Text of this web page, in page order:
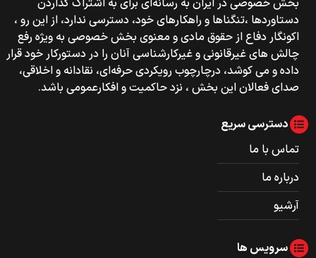
بخش خصوصی‌‌ در ایران به رسانه‌ای برای به اشتراک گذاردن
دستاوردها ،تنگناها و راهکارهای خود، دسترسی ندارد، از این رو ،
اکونگار دفاع از حقوق مادی و معنوی بخش خصوصی به ویژه رفع
چالش های غیرقانونی و غیرکارشناسی آنان را در دستورکار خود قرار
داده و می کوشد، درچارچوب رویکردی حرفه‌ای، نقادانه و اخلاقی،
صدای فعالان این بخش ، نزد حاکمیت و افکارعمومی باشد.
دسترسی سریع
تماس با ما
درباره ما
آرشیو
سرویس ها